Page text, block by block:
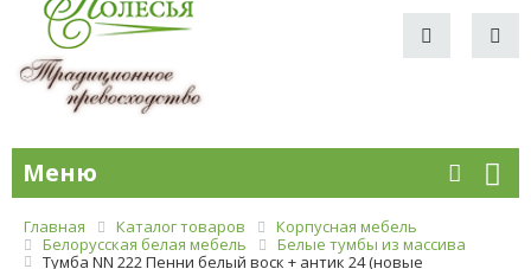
Меню
Главная Каталог товаров
Корпусная мебель
Белорусская белая мебель
Белые тумбы из массива
Тумба NN 222 Пенни белый воск + антик 24 (новые